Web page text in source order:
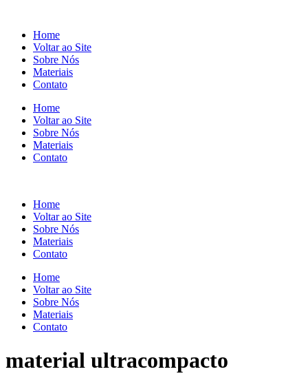
Home
Voltar ao Site
Sobre Nós
Materiais
Contato
Home
Voltar ao Site
Sobre Nós
Materiais
Contato
Home
Voltar ao Site
Sobre Nós
Materiais
Contato
Home
Voltar ao Site
Sobre Nós
Materiais
Contato
material ultracompacto